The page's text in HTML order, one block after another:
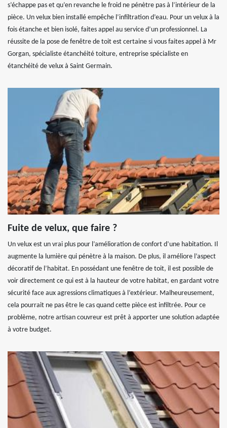
s’échappe pas et qu’en revanche le froid ne pénètre pas à l’intérieur de la
pièce. Un velux bien installé empêche l’infiltration d’eau. Pour un velux à la
fois étanche et bien isolé, faites appel au service d’un professionnel. La
réussite de la pose de fenêtre de toit est certaine si vous faites appel à Mr
Gorgan, spécialiste étanchéité toiture, entreprise spécialiste en
étanchéité de velux à Saint Germain.
Fuite de velux, que faire ?
Un velux est un vrai plus pour l’amélioration de confort d’une habitation. Il
augmente la lumière qui pénètre à la maison. De plus, il améliore l’aspect
décoratif de l’habitat. En possédant une fenêtre de toit, il est possible de
voir directement ce qui est à la hauteur de votre habitat, en gardant votre
sécurité face aux agressions climatiques à l’extérieur. Malheureusement,
cela pourrait ne pas être le cas quand cette pièce est infiltrée. Pour ce
problème, notre artisan couvreur est prêt à apporter une solution adaptée
à votre budget.